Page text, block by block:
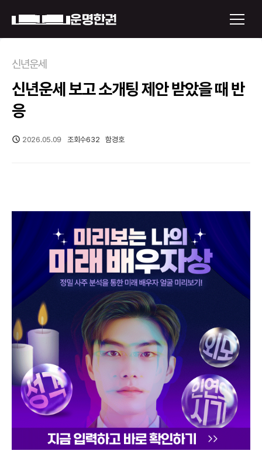
운명한권 보기
오늘의 운세
궁합
택일
작명
꿈해몽
수리사주
운세구독
신년운세
신년운세 보고 소개팅 제안 받았을 때 반
응
2026.05.09 조회수632 함경호